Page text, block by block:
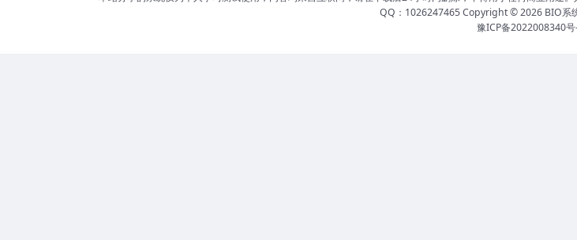
QQ：1026247465 Copyright © 2026 BIO系
豫ICP备2022008340